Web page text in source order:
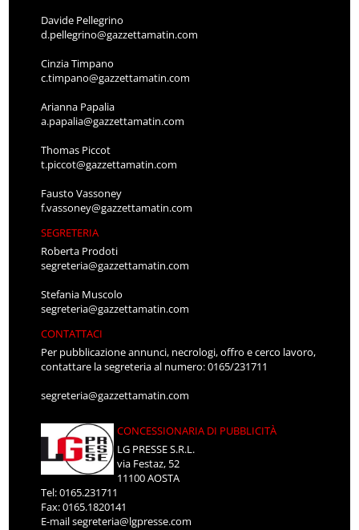
Davide Pellegrino
d.pellegrino@gazzettamatin.com
Cinzia Timpano
c.timpano@gazzettamatin.com
Arianna Papalia
a.papalia@gazzettamatin.com
Thomas Piccot
t.piccot@gazzettamatin.com
Fausto Vassoney
f.vassoney@gazzettamatin.com
SEGRETERIA
Roberta Prodoti
segreteria@gazzettamatin.com
Stefania Muscolo
segreteria@gazzettamatin.com
CONTATTACI
Per pubblicazione annunci, necrologi, offro e cerco lavoro,
contattare la segreteria al numero: 0165/231711
segreteria@gazzettamatin.com
CONCESSIONARIA DI PUBBLICITÀ
LG PRESSE S.R.L.
via Festaz, 52
11100 AOSTA
Tel: 0165.231711
Fax: 0165.1820141
E-mailsegreteria@lgpresse.com